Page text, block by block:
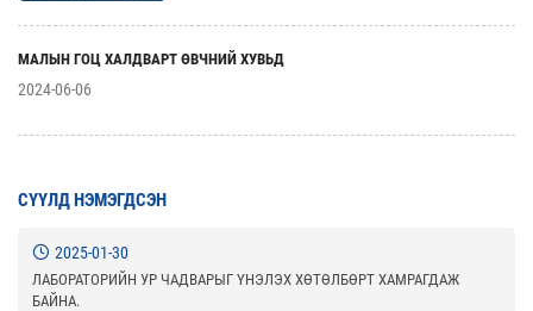
МАЛЫН ГОЦ ХАЛДВАРТ ӨВЧНИЙ ХУВЬД
2024-06-06
СҮҮЛД НЭМЭГДСЭН
2025-01-30
ЛАБОРАТОРИЙН УР ЧАДВАРЫГ ҮНЭЛЭХ ХӨТӨЛБӨРТ ХАМРАГДАЖ
БАЙНА.